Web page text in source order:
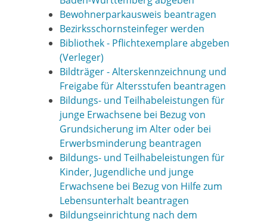
Bewohnerparkausweis beantragen
Bezirksschornsteinfeger werden
Bibliothek - Pflichtexemplare abgeben
(Verleger)
Bildträger - Alterskennzeichnung und
Freigabe für Altersstufen beantragen
Bildungs- und Teilhabeleistungen für
junge Erwachsene bei Bezug von
Grundsicherung im Alter oder bei
Erwerbsminderung beantragen
Bildungs- und Teilhabeleistungen für
Kinder, Jugendliche und junge
Erwachsene bei Bezug von Hilfe zum
Lebensunterhalt beantragen
Bildungseinrichtung nach dem